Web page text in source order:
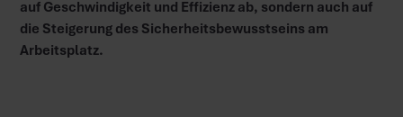
auf Geschwindigkeit und Effizienz ab, sondern auch auf
die Steigerung des Sicherheitsbewusstseins am
Arbeitsplatz.